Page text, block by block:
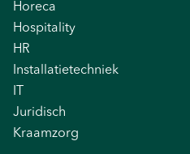
Horeca
Hospitality
HR
Installatietechniek
Juridisch
Kraamzorg